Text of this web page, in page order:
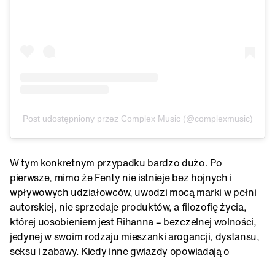
Post udostępniony przez Complex Music (@complexmusic)
W tym konkretnym przypadku bardzo dużo. Po
pierwsze, mimo że Fenty nie istnieje bez hojnych i
wpływowych udziałowców, uwodzi mocą marki w pełni
autorskiej, nie sprzedaje produktów, a filozofię życia,
której uosobieniem jest Rihanna – bezczelnej wolności,
jedynej w swoim rodzaju mieszanki arogancji, dystansu,
seksu i zabawy. Kiedy inne gwiazdy opowiadają o